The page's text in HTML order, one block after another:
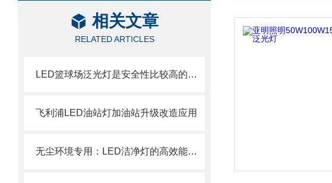
相关文章
RELATED ARTICLES
LED篮球场泛光灯是安全性比较高的灯具
飞利浦LED油站灯加油站升级改造应用
无尘环境专用：LED洁净灯的高效能与长寿命特性